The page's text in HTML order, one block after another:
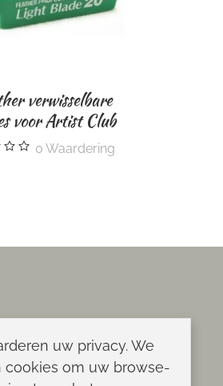
Club
Feather
mesjes voor Artist
uw privacy. We
cookies om uw browse-